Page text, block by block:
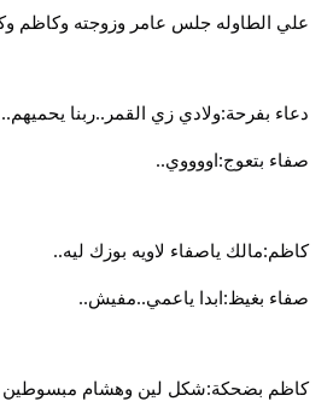
علي الطاوله جلس عامر وزوجته وكاظم
دعاء بفرحة:ولادي زي القمر..ربنا يحميهم..
صفاء بتعوج:اووووي..
كاظم:مالك ياصفاء لاويه بوزك ليه..
صفاء بغيظ:ابدا ياعمي..مفيش..
كاظم بضحكة:شكل لين وهشام مبسوطين